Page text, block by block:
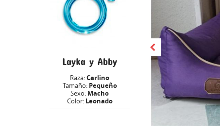
Layka y Abby
Raza:Carlino
Tamaño: Pequeño
Sexo: Macho
Color: Leonado